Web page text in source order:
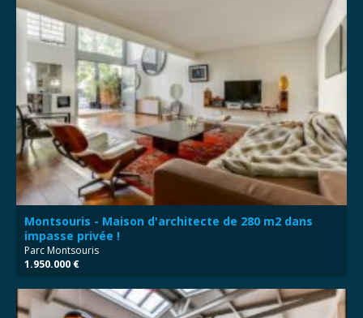
Montsouris - Maison d'architecte de 280 m2 dans
impasse privée !
Parc Montsouris
1.950.000 €